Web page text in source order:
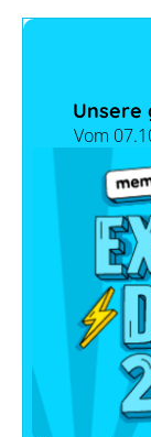
Unsere
Vom